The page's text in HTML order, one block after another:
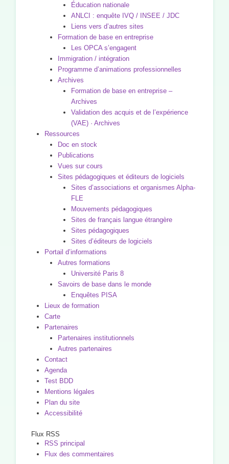
Éducation nationale
ANLCI : enquête IVQ / INSEE / JDC
Liens vers d’autres sites
Formation de base en entreprise
Les OPCA s’engagent
Immigration / intégration
Programme d’animations professionnelles
Archives
Formation de base en entreprise –
Archives
Validation des acquis et de l’expérience
(VAE) · Archives
Ressources
Doc en stock
Publications
Vues sur cours
Sites pédagogiques et éditeurs de logiciels
Sites d’associations et organismes Alpha-
FLE
Mouvements pédagogiques
Sites de français langue étrangère
Sites pédagogiques
Sites d’éditeurs de logiciels
Portail d’informations
Autres formations
Université Paris 8
Savoirs de base dans le monde
Enquêtes PISA
Lieux de formation
Carte
Partenaires
Partenaires institutionnels
Autres partenaires
Contact
Agenda
Test BDD
Mentions légales
Plan du site
Accessibilité
Flux RSS
RSS principal
Flux des commentaires